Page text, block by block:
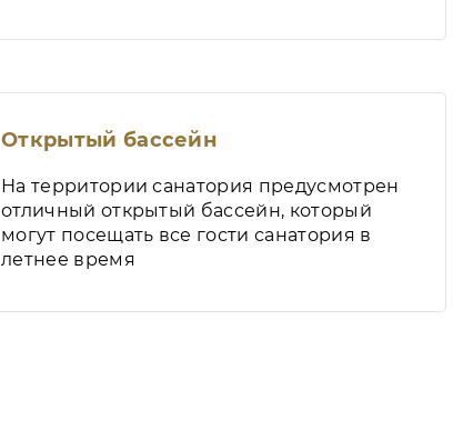
Открытый бассейн
На территории санатория предусмотрен
отличный открытый бассейн, который
могут посещать все гости санатория в
летнее время